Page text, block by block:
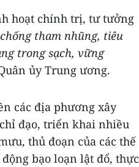
hoạt chính trị, tư tưởng
tham nhũng, tiêu
trong sạch, vững
ủy Trung ương.
các địa phương xây
đạo, triển khai nhiều
thủ đoạn của các thế
bạo loạn lật đổ, thực